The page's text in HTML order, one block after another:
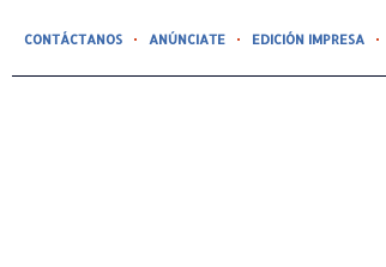
CONTÁCTANOS ANÚNCIATE EDICIÓN IMPRESA